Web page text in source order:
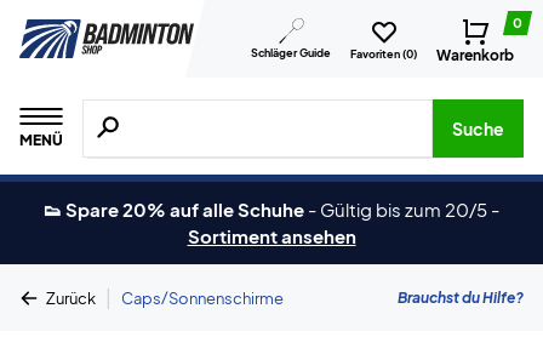
Schläger Guide Favoriten (0)
0
Warenkorb
MENÜ
Suche nach Produkten, Marken usw.
Suche
👟 Spare 20% auf alle Schuhe - Gültig bis zum 20/5 -
Sortiment ansehen
Zurück | Caps/Sonnenschirme Brauchst du Hilfe?